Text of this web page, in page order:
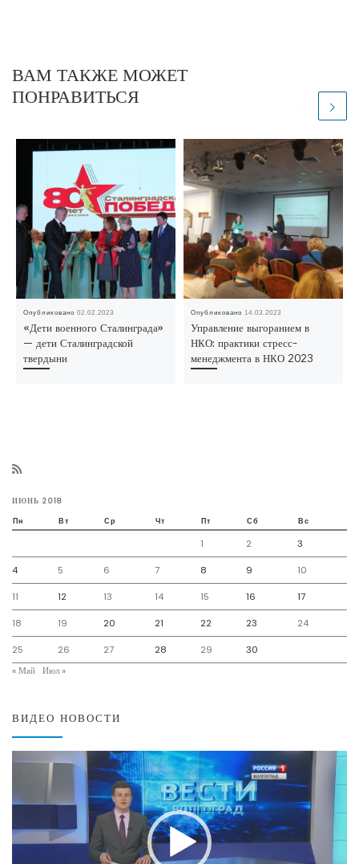
ВАМ ТАКЖЕ МОЖЕТ
ПОНРАВИТЬСЯ
Опубликовано02.02.2023
«Дети военного Сталинграда»
— дети Сталинградской
твердыни
Опубликовано14.03.2023
Управление выгоранием в
НКО: практики стресс-
менеджмента в НКО 2023
ИЮНЬ 2018
Пн Вт Ср Чт Пт Сб Вс
1 2 3
4 5 6 7 8 9 10
11 12 13 14 15 16 17
18 19 20 21 22 23 24
25 26 27 28 29
30
« Май Июл »
ВИДЕО НОВОСТИ